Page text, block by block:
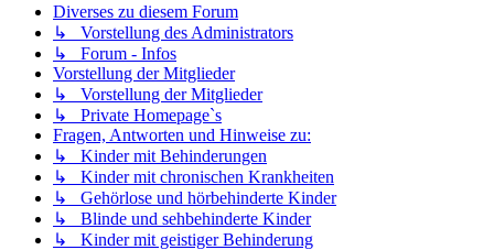
Diverses zu diesem Forum
↳ Vorstellung des Administrators
↳ Forum - Infos
Vorstellung der Mitglieder
↳ Vorstellung der Mitglieder
↳ Private Homepage`s
Fragen, Antworten und Hinweise zu:
↳ Kinder mit Behinderungen
↳ Kinder mit chronischen Krankheiten
↳ Gehörlose und hörbehinderte Kinder
↳ Blinde und sehbehinderte Kinder
↳ Kinder mit geistiger Behinderung